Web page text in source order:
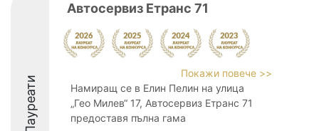
Лауреати
Автосервиз Етранс 71
Покажи повече >>
Намиращ се в Елин Пелин на улица
„Гео Милев“ 17, Автосервиз Етранс 71
предоставя пълна гама